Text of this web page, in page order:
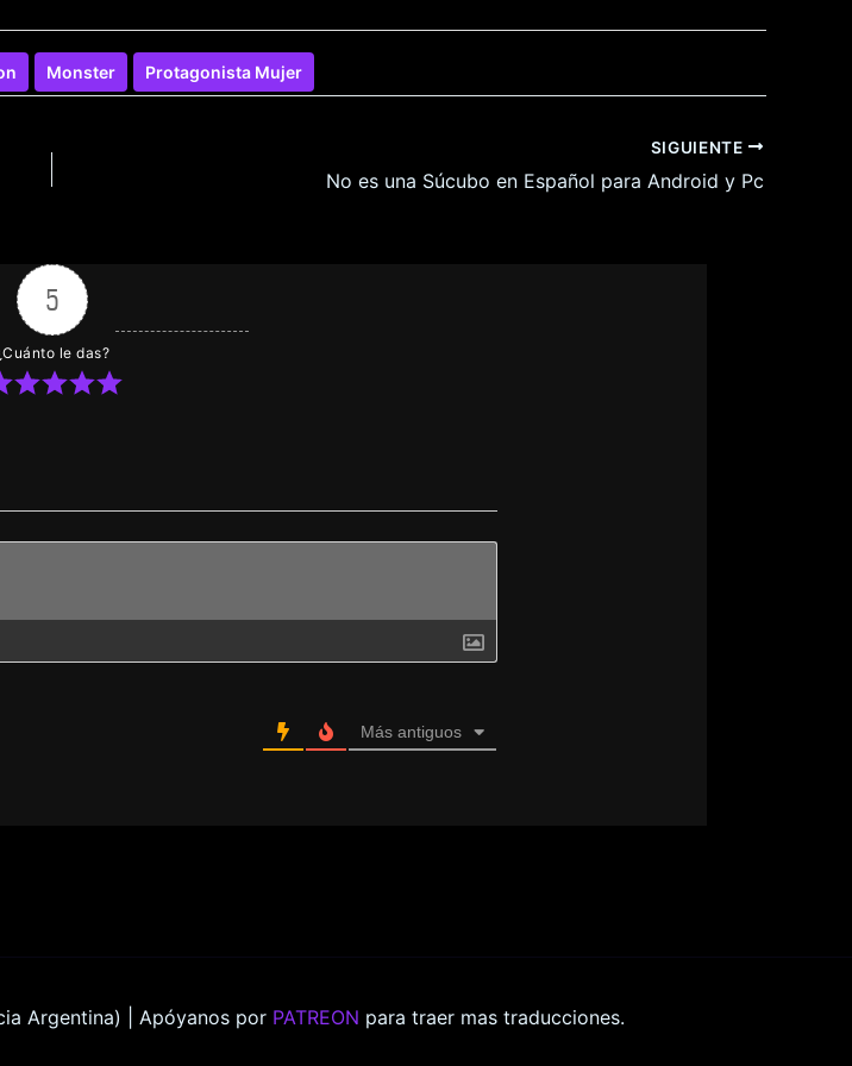
Monster Protagonista Mujer
SIGUIENTE
No es una Súcubo en Español para Android y Pc
5
le das?
Más antiguos
Argentina) | Apóyanos por PATREON para traer mas traducciones.